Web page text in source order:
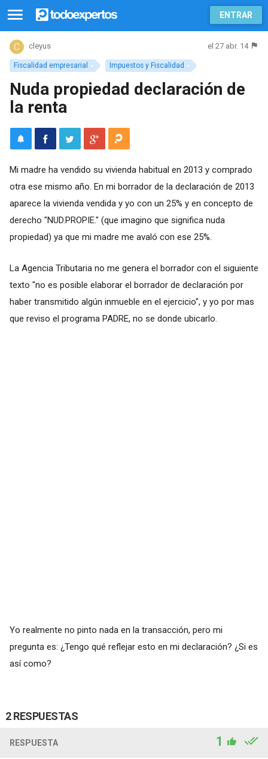
ENTRAR
Fiscalidad empresarial Impuestos y Fiscalidad
cleyus el 27 abr. 14
Nuda propiedad declaración de
la renta
Mi madre ha vendido su vivienda habitual en 2013 y comprado
otra ese mismo año. En mi borrador de la declaración de 2013
aparece la vivienda vendida y yo con un 25% y en concepto de
derecho "NUD.PROPIE." (que imagino que significa nuda
propiedad) ya que mi madre me avaló con ese 25%.
La Agencia Tributaria no me genera el borrador con el siguiente
texto "no es posible elaborar el borrador de declaración por
haber transmitido algún inmueble en el ejercicio", y yo por mas
que reviso el programa PADRE, no se donde ubicarlo.
Yo realmente no pinto nada en la transacción, pero mi
pregunta es: ¿Tengo qué reflejar esto en mi declaración? ¿Si es
así como?
2 RESPUESTAS
RESPUESTA 1